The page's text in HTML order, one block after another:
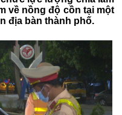
về nồng độ cồn tại một
địa bàn thành phố.